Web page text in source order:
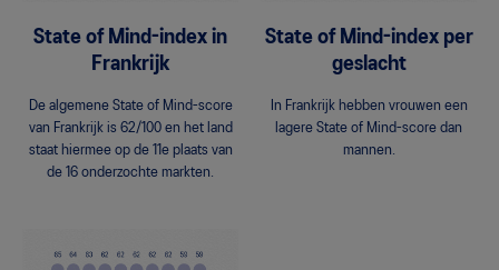
State of Mind-index in
Frankrijk
De algemene State of Mind-score
van Frankrijk is 62/100 en het land
staat hiermee op de 11e plaats van
de 16 onderzochte markten.
State of Mind-index per
geslacht
In Frankrijk hebben vrouwen een
lagere State of Mind-score dan
mannen.